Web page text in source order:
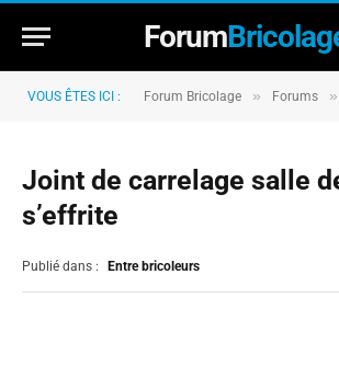
Forum
VOUS ÊTES ICI : Forum Bricolage » Forums »
Joint de carrelage salle
s’effrite
Publié dans : Entre bricoleurs